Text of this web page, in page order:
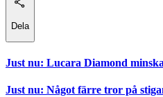
Dela
Just nu: Lucara Diamond
Just nu: Något färre tror på